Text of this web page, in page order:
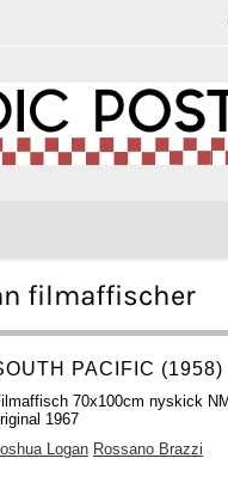
filmaffischer
PACIFIC (1958)
70x100cm nyskick NM
1967
Logan Rossano Brazzi